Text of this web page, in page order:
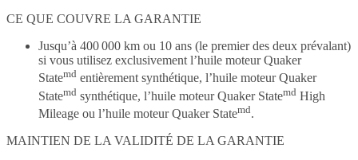
CE QUE COUVRE LA GARANTIE
Jusqu’à 400 000 km ou 10 ans (le premier des deux prévalant)
si vous utilisez exclusivement l’huile moteur Quaker
Statemd entièrement synthétique, l’huile moteur Quaker
Statemd synthétique, l’huile moteur Quaker Statemd High
Mileage ou l’huile moteur Quaker Statemd.
MAINTIEN DE LA VALIDITÉ DE LA GARANTIE